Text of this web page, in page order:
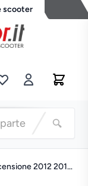
scooter
2012 2016